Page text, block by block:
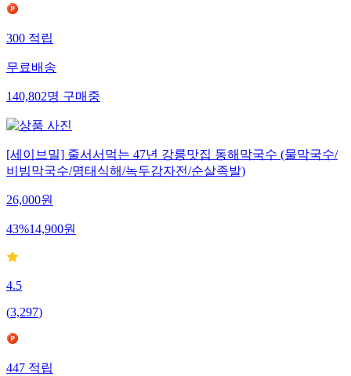
300 적립
무료배송
140,802명 구매중
[세이브밀] 줄서서먹는 47년 강릉맛집 동해막국수 (물막국수/
비빔막국수/명태식해/녹두감자전/순살족발)
26,000원
43%14,900원
4.5
(3,297)
447 적립